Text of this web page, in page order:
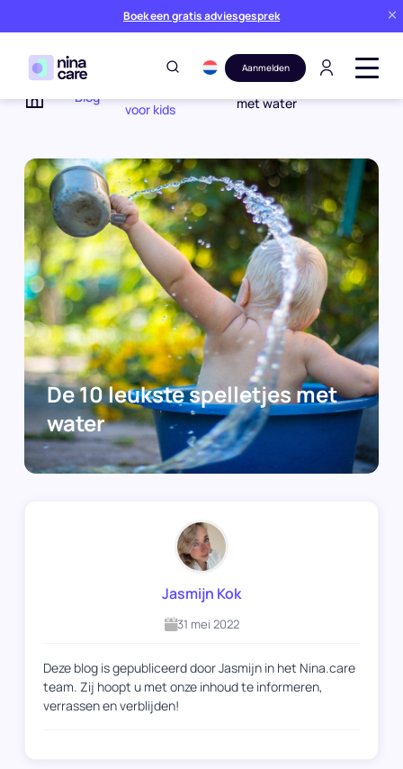
Boek een gratis adviesgesprek
Aanmelden
Blog
voor kids
met water
De 10 leukste spelletjes met
water
Jasmijn Kok
31 mei 2022
Deze blog is gepubliceerd door Jasmijn in het Nina.care
team. Zij hoopt u met onze inhoud te informeren,
verrassen en verblijden!